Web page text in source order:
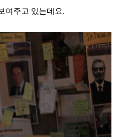
여주고 있는데요.